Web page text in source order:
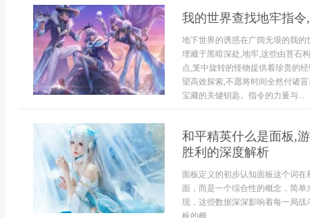
我的世界查找地牢指
地下世界的诱惑在广阔无垠的我
埋藏于黑暗深处,地牢,这些由苔石
点,笼中旋转的怪物提供着珍贵的
望高效探索,不愿将时间全然付诸
宝藏的关键钥匙。指令的力量与...
和平精英什么是面板,
胜利的深度解析
面板定义的初步认知面板这个词
面，而是一个综合性的概念，简
现，这些数据深深影响着每一局
板的概...